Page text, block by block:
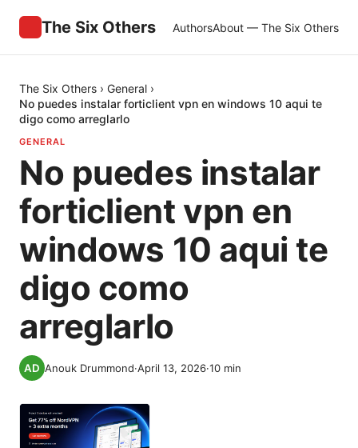
The Six Others AuthorsAbout — The Six Others
The Six Others › General ›
No puedes instalar forticlient vpn en windows 10 aqui te
digo como arreglarlo
GENERAL
No puedes instalar
forticlient vpn en
windows 10 aqui te
digo como
arreglarlo
Anouk Drummond·April 13, 2026·10 min